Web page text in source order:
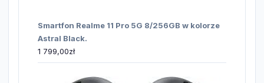
Smartfon Realme 11 Pro 5G 8/256GB w kolorze
Astral Black.
1 799,00zł